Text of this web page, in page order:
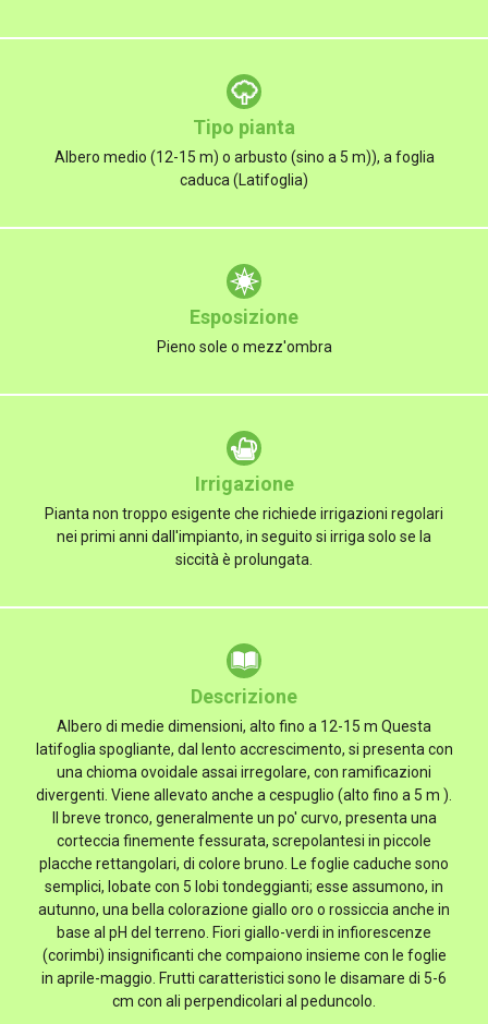
Tipo pianta
Albero medio (12-15 m) o arbusto (sino a 5 m)), a foglia
caduca (Latifoglia)
Esposizione
Pieno sole o mezz'ombra
Irrigazione
Pianta non troppo esigente che richiede irrigazioni regolari
nei primi anni dall'impianto, in seguito si irriga solo se la
siccità è prolungata.
Descrizione
Albero di medie dimensioni, alto fino a 12-15 m Questa
latifoglia spogliante, dal lento accrescimento, si presenta con
una chioma ovoidale assai irregolare, con ramificazioni
divergenti. Viene allevato anche a cespuglio (alto fino a 5 m ).
Il breve tronco, generalmente un po' curvo, presenta una
corteccia finemente fessurata, screpolantesi in piccole
placche rettangolari, di colore bruno. Le foglie caduche sono
semplici, lobate con 5 lobi tondeggianti; esse assumono, in
autunno, una bella colorazione giallo oro o rossiccia anche in
base al pH del terreno. Fiori giallo-verdi in infiorescenze
(corimbi) insignificanti che compaiono insieme con le foglie
in aprile-maggio. Frutti caratteristici sono le disamare di 5-6
cm con ali perpendicolari al peduncolo.